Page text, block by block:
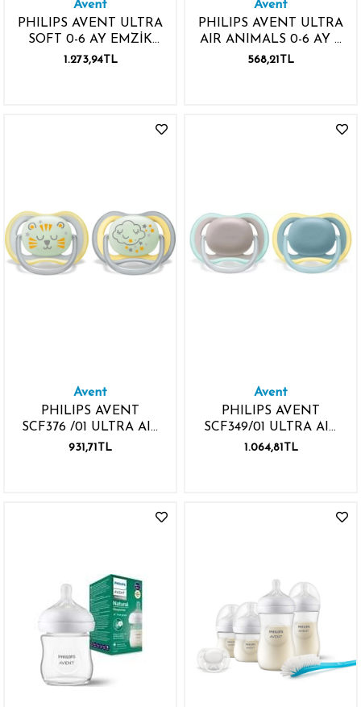
Avent
PHILIPS AVENT ULTRA
SOFT 0-6 AY EMZİK
KIZ ULTRA SOFT 2
1.273,94TL
Avent
PHILIPS AVENT ULTRA
AIR ANIMALS 0-6 AY 2
ADET EMZİK KIZ
568,21TL
Avent
PHILIPS AVENT
SCF376 /01 ULTRA AIR
NIGHTTIME 18 AY+
931,71TL
Avent
PHILIPS AVENT
SCF349/01 ULTRA AIR
SİLİKON EMZİK 18M+ 2
1.064,81TL